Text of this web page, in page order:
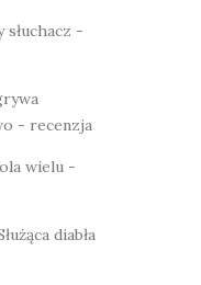
słuchacz -
- recenzja
wielu -
diabła